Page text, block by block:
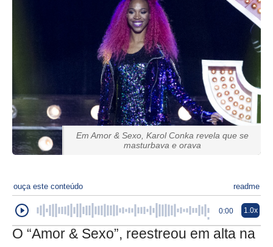
Em Amor & Sexo, Karol Conka revela que se
masturbava e orava
ouça este conteúdo readme
0:00 1.0x
O “Amor & Sexo”, reestreou em alta na